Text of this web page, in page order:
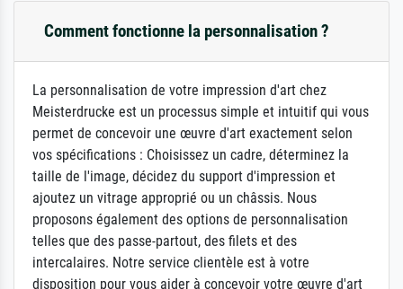
Comment fonctionne la personnalisation ?
La personnalisation de votre impression d'art chez
Meisterdrucke est un processus simple et intuitif qui vous
permet de concevoir une œuvre d'art exactement selon
vos spécifications : Choisissez un cadre, déterminez la
taille de l'image, décidez du support d'impression et
ajoutez un vitrage approprié ou un châssis. Nous
proposons également des options de personnalisation
telles que des passe-partout, des filets et des
intercalaires. Notre service clientèle est à votre
disposition pour vous aider à concevoir votre œuvre d'art